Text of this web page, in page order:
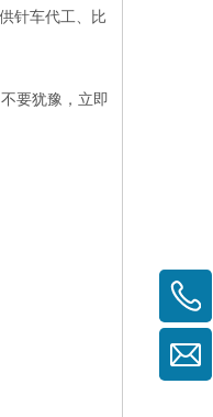
针车代工、比
要犹豫，立即